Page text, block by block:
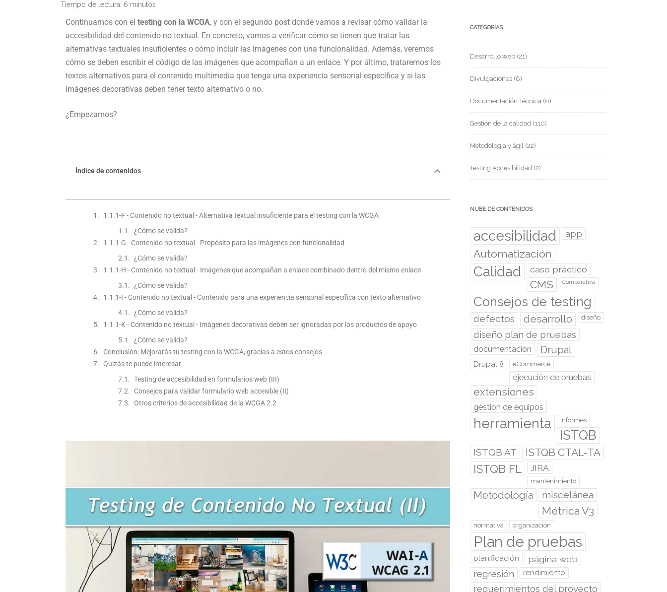
Tiempo de lectura: 6 minutos
Continuamos con el testing con la WCGA, y con el segundo post donde vamos a revisar cómo validar la
accesibilidad del contenido no textual. En concreto, vamos a verificar cómo se tienen que tratar las
alternativas textuales insuficientes o cómo incluir las imágenes con una funcionalidad. Además, veremos
cómo se deben escribir el código de las imágenes que acompañan a un enlace. Y por último, trataremos los
textos alternativos para el contenido multimedia que tenga una experiencia sensorial específica y si las
imágenes decorativas deben tener texto alternativo o no.
¿Empezamos?
Índice de contenidos
1.1.1-F - Contenido no textual - Alternativa textual insuficiente para el testing con la WCGA
¿Cómo se valida?
1.1.1-G - Contenido no textual - Propósito para las imágenes con funcionalidad
¿Cómo se valida?
1.1.1-H - Contenido no textual - Imágenes que acompañan a enlace combinado dentro del mismo enlace
¿Cómo se valida?
1.1.1-I - Contenido no textual - Contenido para una experiencia sensorial específica con texto alternativo
¿Cómo se valida?
1.1.1-K - Contenido no textual - Imágenes decorativas deben ser ignoradas por los productos de apoyo
¿Cómo se valida?
Conclusión: Mejorarás tu testing con la WCGA, gracias a estos consejos
Quizás te puede interesar
Testing de accesibilidad en formularios web (III)
Consejos para validar formulario web accesible (II)
Otros criterios de accesibilidad de la WCGA 2.2
CATEGORÍAS
Desarrollo web (21)
Divulgaciones (8)
Documentación Técnica (6)
Gestión de la calidad (110)
Metodología y ágil (22)
Testing Accesibilidad (2)
NUBE DE CONTENIDOS
accesibilidad app
Automatización
Calidad caso práctico
CMS Comparativa
Consejos de testing
defectos desarrollo diseño
diseño plan de pruebas
documentación Drupal
Drupal 8 eCommerce
ejecución de pruebas
extensiones
gestión de equipos
herramienta Informes
ISTQB
ISTQB AT ISTQB CTAL-TA
ISTQB FL JIRA
mantenimiento
Metodología miscelánea
Métrica V3
normativa organización
Plan de pruebas
planificación página web
regresión rendimiento
requerimientos del proyecto